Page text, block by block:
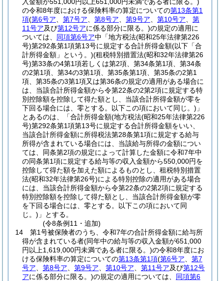
の令和8年度における保険料率の算定についての第13条第1
項(第6号ア 第7号ア 第8号ア 第9号ア 第10号ア
第
11号ア及び第12号アに係る部分に限る。)の規定の適用に
ついては、 同項第6号ア中「地方税法(昭和25年法律第226
号)第292条第1項第13号に規定する合計所得金額(以下「合
計所得金額」という。)(租税特別措置法(昭和32年法律第26
号)第33条の4第1項若しくは第2項、第34条第1項、第34条
の2第1項、第34の3第1項、第35条第1項、第35条の2第1
項、第35条の3第1項又は第36条の規定の適用がある場合に
は、当該合計所得金額から令第22条の2第2項に規定する特
別控除額を控除して得た額とし、当該合計所得金額が零を
下回る場合には、零とする。以下この項において同じ。) 」
とあるのは、「合計所得金額(地方税法(昭和25年法律第226
号)第292条第1項第13号に規定する合計所得金額をいい、
当該合計所得金額に所得税法第28条第1項に規定する給与
所得が含まれている場合には、当該給与所得の金額につい
ては、同条第2項の規定によって計算した金額に令和7年中
の同条第1項に規定する給与等の収入金額から550,000円を
控除して得た額を加えた額によるものとし、租税特別措置
法(昭和32年法律第26号)による特別控除の適用がある場合
には、当該合計所得金額から令第22条の2第2項に規定する
特別控除額を控除して得た額とし、当該合計所得金額が零
を下回る場合には、零とする。以下この項において同
じ。) 」とする。
(令8条例11・追加)
14
第1号被保険者のうち、令和7年の合計所得金額に給与所
得が含まれている者(同年中の給与等の収入金額が651,000
円以上1,619,000円未満である者に限る。)の令和8年度にお
ける保険料率の算定についての第13条第1項(第6号ア
第7
号ア
第8号ア 第9号ア 第10号ア 第11号ア及び第12号
アに係る部分に限る。)の規定の適用については、 同項第6